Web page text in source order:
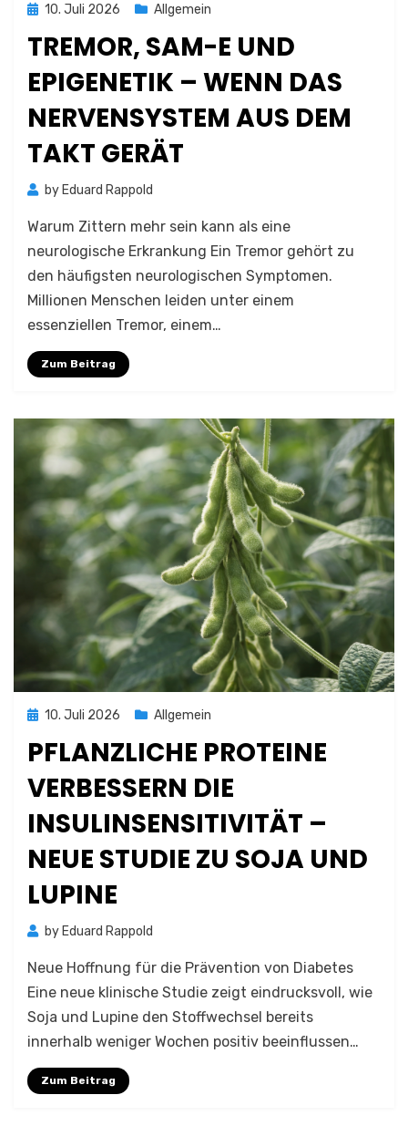
Posted
10. Juli 2026 Allgemein
TREMOR, SAM-E UND
EPIGENETIK – WENN DAS
NERVENSYSTEM AUS DEM
TAKT GERÄT
by Eduard Rappold
Warum Zittern mehr sein kann als eine
neurologische Erkrankung Ein Tremor gehört zu
den häufigsten neurologischen Symptomen.
Millionen Menschen leiden unter einem
essenziellen Tremor, einem…
Zum Beitrag
Posted
10. Juli 2026 Allgemein
PFLANZLICHE PROTEINE
VERBESSERN DIE
INSULINSENSITIVITÄT –
NEUE STUDIE ZU SOJA UND
LUPINE
by Eduard Rappold
Neue Hoffnung für die Prävention von Diabetes
Eine neue klinische Studie zeigt eindrucksvoll, wie
Soja und Lupine den Stoffwechsel bereits
innerhalb weniger Wochen positiv beeinflussen…
Zum Beitrag